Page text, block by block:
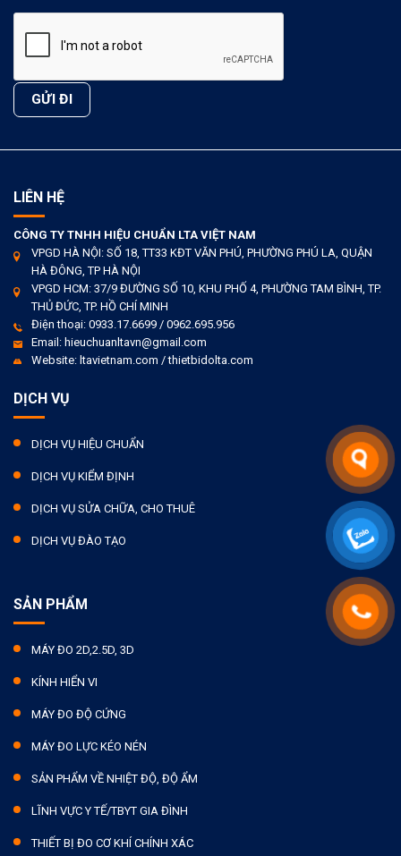
LIÊN HỆ
CÔNG TY TNHH HIỆU CHUẨN LTA VIỆT NAM
VPGD HÀ NỘI: SỐ 18, TT33 KĐT VĂN PHÚ, PHƯỜNG PHÚ LA, QUẬN
HÀ ĐÔNG, TP HÀ NỘI
VPGD HCM: 37/9 ĐƯỜNG SỐ 10, KHU PHỐ 4, PHƯỜNG TAM BÌNH, TP.
THỦ ĐỨC, TP. HỒ CHÍ MINH
Điện thoại: 0933.17.6699 / 0962.695.956
Email: hieuchuanltavn@gmail.com
Website: ltavietnam.com / thietbidolta.com
DỊCH VỤ
DỊCH VỤ HIỆU CHUẨN
DỊCH VỤ KIỂM ĐỊNH
DỊCH VỤ SỬA CHỮA, CHO THUÊ
DỊCH VỤ ĐÀO TẠO
SẢN PHẨM
MÁY ĐO 2D,2.5D, 3D
KÍNH HIỂN VI
MÁY ĐO ĐỘ CỨNG
MÁY ĐO LỰC KÉO NÉN
SẢN PHẨM VỀ NHIỆT ĐỘ, ĐỘ ẨM
LĨNH VỰC Y TẾ/TBYT GIA ĐÌNH
THIẾT BỊ ĐO CƠ KHÍ CHÍNH XÁC